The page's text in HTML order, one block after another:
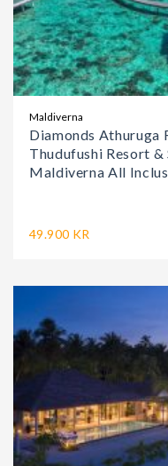
Maldiverna
Diamonds Athuruga
Thudufushi Resort
Maldiverna All
49.900 KR